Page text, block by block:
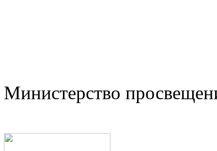
Министерство